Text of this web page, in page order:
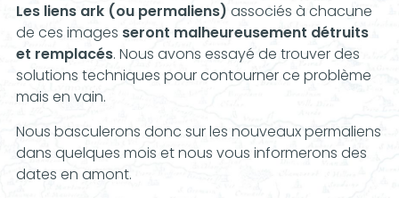
Les liens ark (ou permaliens) associés à chacune
de ces images seront malheureusement détruits
et remplacés. Nous avons essayé de trouver des
solutions techniques pour contourner ce problème
mais en vain.
Nous basculerons donc sur les nouveaux permaliens
dans quelques mois et nous vous informerons des
dates en amont.